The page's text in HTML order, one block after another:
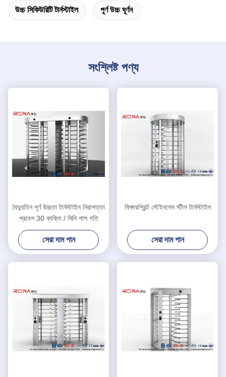
উচ্চ সিকিউরিটি টার্নস্টাইল পূর্ণ উচ্চ ঘূর্ণন
সংশ্লিষ্ট পণ্য
বৈদ্যুতিন পূর্ণ উচ্চতা টার্নস্টাইল নিরাপত্তা
প্রবেশ 30 ব্যক্তি / মিনি পাস গতি
সেরা দাম পান
ফিঙ্গারপ্রিন্ট স্টেইনলেস স্টীল টার্নস্টাইল
সেরা দাম পান